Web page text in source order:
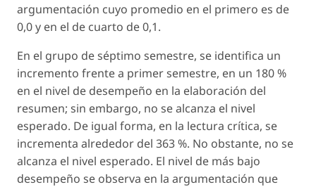
argumentación cuyo promedio en el primero es de
0,0 y en el de cuarto de 0,1.
En el grupo de séptimo semestre, se identifica un
incremento frente a primer semestre, en un 180 %
en el nivel de desempeño en la elaboración del
resumen; sin embargo, no se alcanza el nivel
esperado. De igual forma, en la lectura crítica, se
incrementa alrededor del 363 %. No obstante, no se
alcanza el nivel esperado. El nivel de más bajo
desempeño se observa en la argumentación que